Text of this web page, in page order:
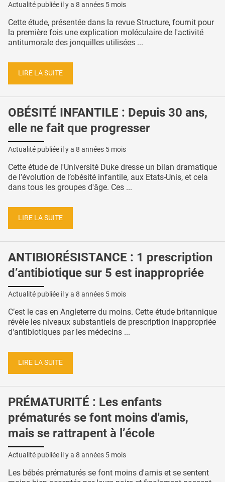
Actualité publiée il y a 8 années 5 mois
Cette étude, présentée dans la revue Structure, fournit pour
la première fois une explication moléculaire de l'activité
antitumorale des jonquilles utilisées ...
LIRE LA SUITE
OBÉSITÉ INFANTILE : Depuis 30 ans,
elle ne fait que progresser
Actualité publiée il y a 8 années 5 mois
Cette étude de l'Université Duke dresse un bilan dramatique
de l’évolution de l’obésité infantile, aux Etats-Unis, et cela
dans tous les groupes d'âge. Ces ...
LIRE LA SUITE
ANTIBIORÉSISTANCE : 1 prescription
d’antibiotique sur 5 est inappropriée
Actualité publiée il y a 8 années 5 mois
C’est le cas en Angleterre du moins. Cette étude britannique
révèle les niveaux substantiels de prescription inappropriée
d'antibiotiques par les médecins ...
LIRE LA SUITE
PRÉMATURITÉ : Les enfants
prématurés se font moins d'amis,
mais se rattrapent à l’école
Actualité publiée il y a 8 années 5 mois
Les bébés prématurés se font moins d'amis et se sentent